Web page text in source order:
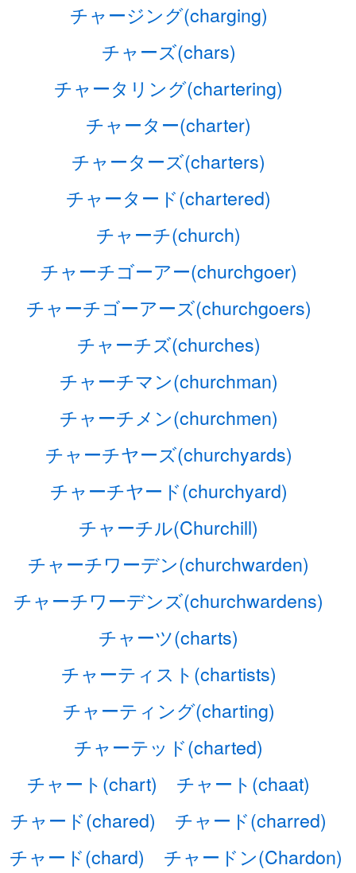
チャージング(charging)
チャーズ(chars)
チャータリング(chartering)
チャーター(charter)
チャーターズ(charters)
チャータード(chartered)
チャーチ(church)
チャーチゴーアー(churchgoer)
チャーチゴーアーズ(churchgoers)
チャーチズ(churches)
チャーチマン(churchman)
チャーチメン(churchmen)
チャーチヤーズ(churchyards)
チャーチヤード(churchyard)
チャーチル(Churchill)
チャーチワーデン(churchwarden)
チャーチワーデンズ(churchwardens)
チャーツ(charts)
チャーティスト(chartists)
チャーティング(charting)
チャーテッド(charted)
チャート(chart)
チャート(chaat)
チャード(chared)
チャード(charred)
チャード(chard)
チャードン(Chardon)